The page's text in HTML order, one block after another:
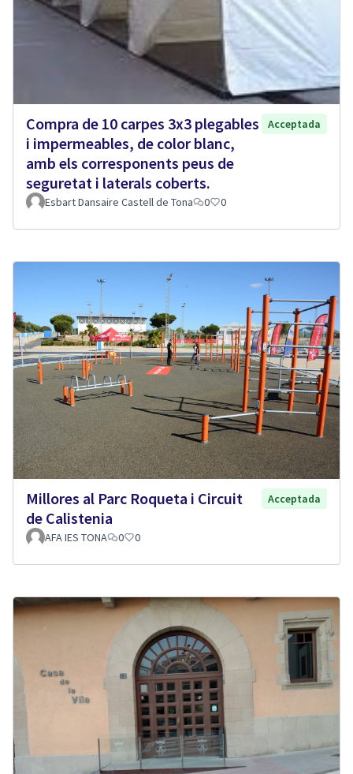
Compra de 10 carpes 3x3 plegables
i impermeables, de color blanc,
amb els corresponents peus de
seguretat i laterals coberts.
Acceptada
Esbart Dansaire Castell de Tona 0 0
Millores al Parc Roqueta i Circuit
de Calistenia
Acceptada
AFA IES TONA 0 0